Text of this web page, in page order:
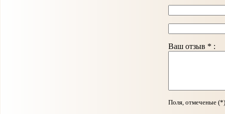
Ваш отзыв * :
Поля, отмеченые